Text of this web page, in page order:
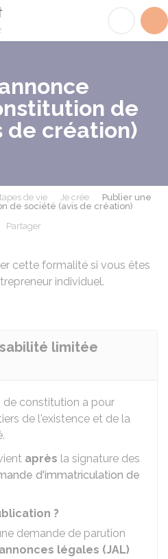
de
de création)
de vie Je crée
Publier une
de société (avis de création)
Partager
cette formalité si vous êtes
individuel.
limitée
de constitution a pour
de l'existence et de la
après la signature des
d'immatriculation de
?
demande de parution
légales (JAL)